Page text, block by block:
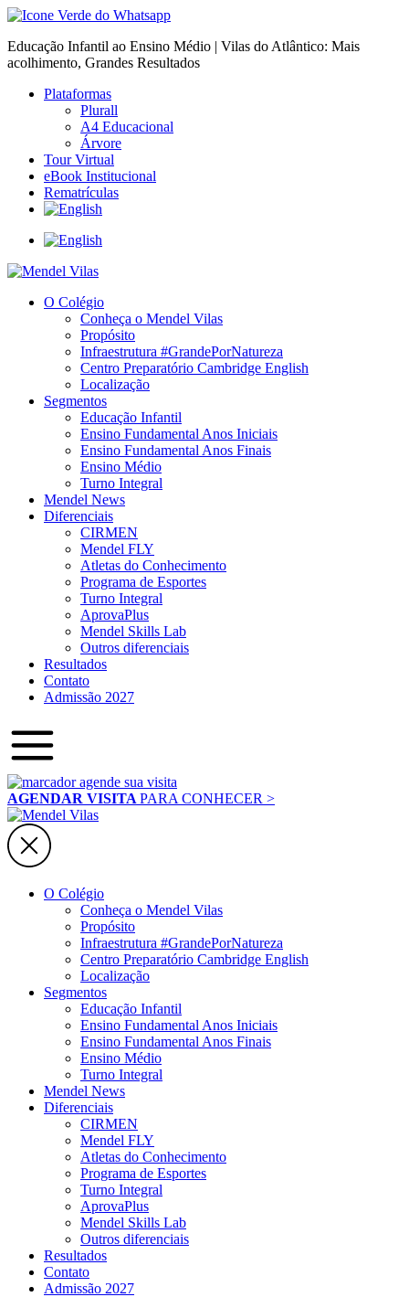
Educação Infantil ao Ensino Médio | Vilas do Atlântico: Mais
acolhimento, Grandes Resultados
Plataformas
Plurall
A4 Educacional
Árvore
Tour Virtual
eBook Institucional
Rematrículas
O Colégio
Conheça o Mendel Vilas
Propósito
Infraestrutura #GrandePorNatureza
Centro Preparatório Cambridge English
Localização
Segmentos
Educação Infantil
Ensino Fundamental Anos Iniciais
Ensino Fundamental Anos Finais
Ensino Médio
Turno Integral
Mendel News
Diferenciais
CIRMEN
Mendel FLY
Atletas do Conhecimento
Programa de Esportes
Turno Integral
AprovaPlus
Mendel Skills Lab
Outros diferenciais
Resultados
Contato
Admissão 2027
AGENDAR VISITA PARA CONHECER >
O Colégio
Conheça o Mendel Vilas
Propósito
Infraestrutura #GrandePorNatureza
Centro Preparatório Cambridge English
Localização
Segmentos
Educação Infantil
Ensino Fundamental Anos Iniciais
Ensino Fundamental Anos Finais
Ensino Médio
Turno Integral
Mendel News
Diferenciais
CIRMEN
Mendel FLY
Atletas do Conhecimento
Programa de Esportes
Turno Integral
AprovaPlus
Mendel Skills Lab
Outros diferenciais
Resultados
Contato
Admissão 2027